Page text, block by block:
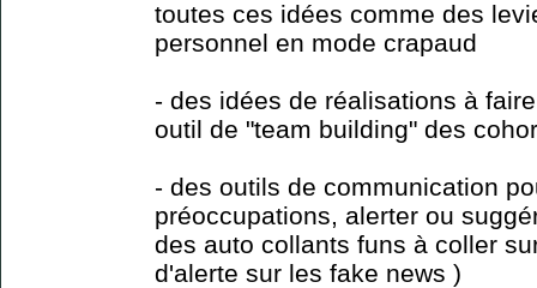
toutes ces idées comme des
personnel en mode crapaud
- des idées de réalisations à
outil de "team building" des
- des outils de communication
préoccupations, alerter ou
des auto collants funs à coller
d'alerte sur les fake news )